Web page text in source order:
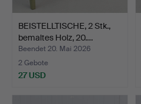
BEISTELLTISCHE, 2 Stk.,
bemaltes Holz, 20.…
Beendet 20. Mai 2026
2 Gebote
27 USD